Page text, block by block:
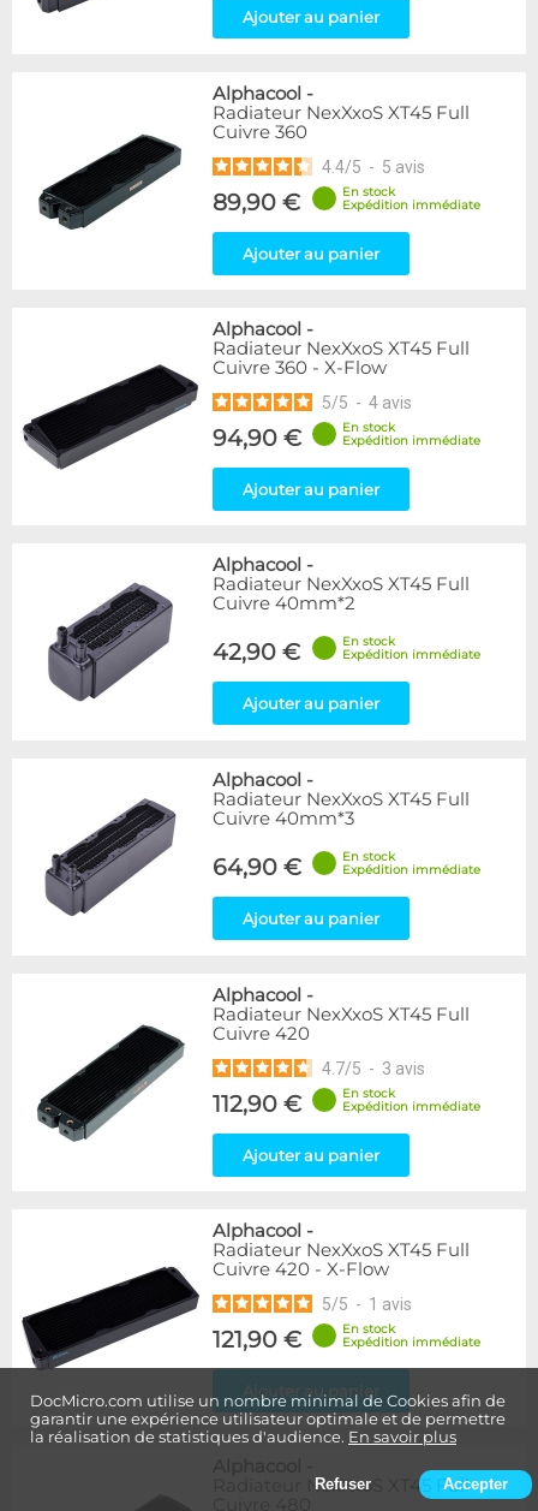
DocMicro.com utilise un nombre minimal de Cookies afin de
garantir une expérience utilisateur optimale et de permettre
la réalisation de statistiques d'audience. En savoir plus
Refuser Accepter
Ajouter au panier
Alphacool -
Radiateur NexXxoS XT45 Full
Cuivre 360
4.4/5 - 5 avis
89,90 €
En stock
Expédition immédiate
Ajouter au panier
Alphacool -
Radiateur NexXxoS XT45 Full
Cuivre 360 - X-Flow
5/5 - 4 avis
94,90 €
En stock
Expédition immédiate
Ajouter au panier
Alphacool -
Radiateur NexXxoS XT45 Full
Cuivre 40mm*2
42,90 €
En stock
Expédition immédiate
Ajouter au panier
Alphacool -
Radiateur NexXxoS XT45 Full
Cuivre 40mm*3
64,90 €
En stock
Expédition immédiate
Ajouter au panier
Alphacool -
Radiateur NexXxoS XT45 Full
Cuivre 420
4.7/5 - 3 avis
112,90 €
En stock
Expédition immédiate
Ajouter au panier
Alphacool -
Radiateur NexXxoS XT45 Full
Cuivre 420 - X-Flow
5/5 - 1 avis
121,90 €
En stock
Expédition immédiate
Ajouter au panier
Radiateur NexXxoS XT45 Full